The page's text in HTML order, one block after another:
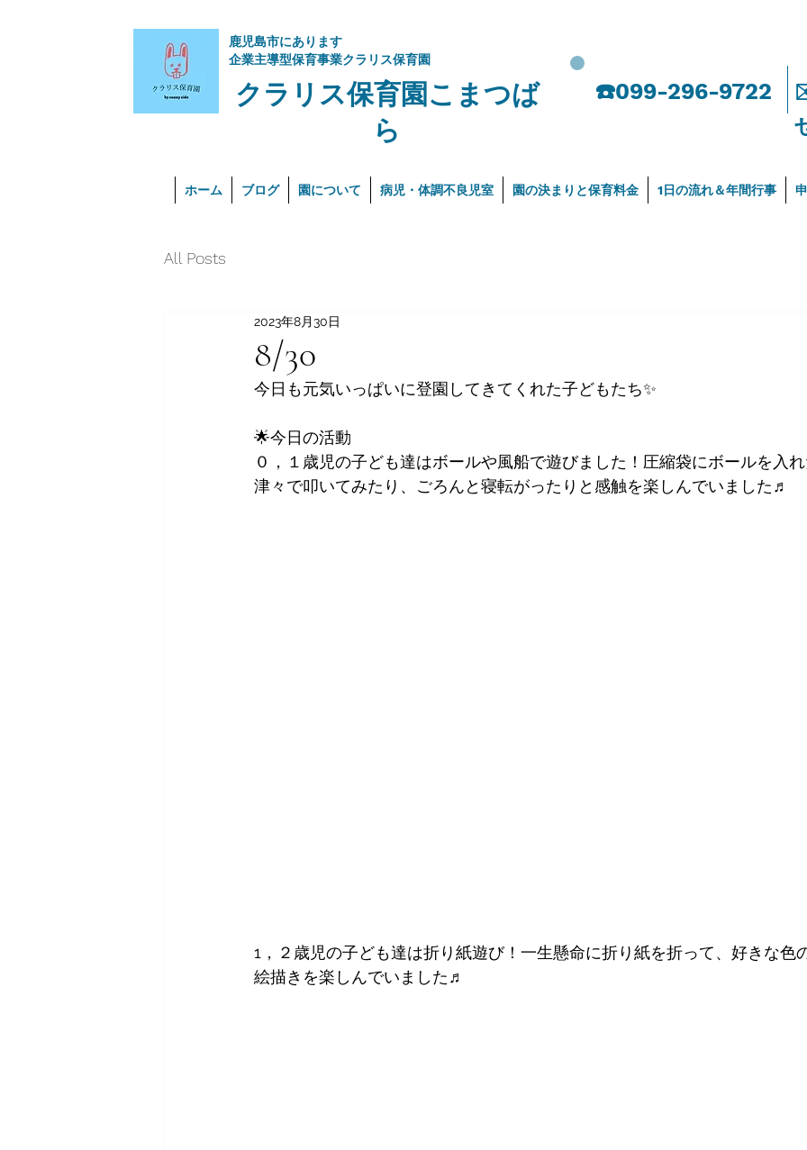
​鹿児島市にあります
企業主導型保育事業クラリス保育園
クラリス保育園こまつば
ら
​☎️099-296-9722
ホーム ブログ 園について 病児・体調不良児室 園の決まりと保育料金 1日の流れ＆年間行事
All Posts
8/30
2023年8月30日
今日も元気いっぱいに登園してきてくれた子どもたち✨
🌟今日の活動
０，１歳児の子ども達はボールや風船で遊びました！圧縮袋にボールを入
津々で叩いてみたり、ごろんと寝転がったりと感触を楽しんでいました♬
1，２歳児の子ども達は折り紙遊び！一生懸命に折り紙を折って、好きな色
絵描きを楽しんでいました♬